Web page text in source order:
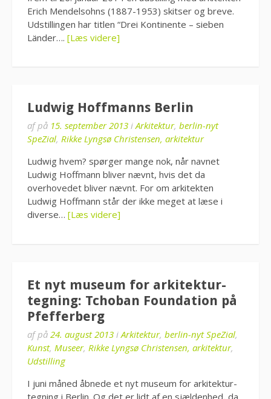
Erich Mendelsohns (1887-1953) skitser og breve.
Udstillingen har titlen “Drei Kontinente – sieben
Länder…. [Læs videre]
Ludwig Hoffmanns Berlin
afpå 15. september 2013 iArkitektur, berlin-nyt
SpeZial, Rikke Lyngsø Christensen, arkitektur
Ludwig hvem? spørger mange nok, når navnet
Ludwig Hoffmann bliver nævnt, hvis det da
overhovedet bliver nævnt. For om arkitekten
Ludwig Hoffmann står der ikke meget at læse i
diverse… [Læs videre]
Et nyt museum for arkitektur-
tegning: Tchoban Foundation på
Pfefferberg
afpå 24. august 2013 i Arkitektur, berlin-nyt SpeZial,
Kunst, Museer, Rikke Lyngsø Christensen, arkitektur,
Udstilling
I juni måned åbnede et nyt museum for arkitektur-
tegning i Berlin. Og det er lidt af en sjældenhed, da